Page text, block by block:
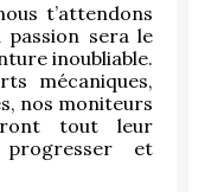
t’attendons
passion sera le
inoubliable.
mécaniques,
nos moniteurs
tout leur
et